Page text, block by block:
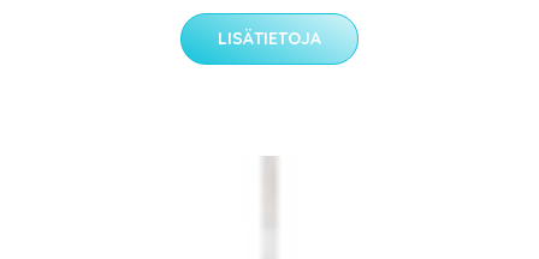
LISÄTIETOJA